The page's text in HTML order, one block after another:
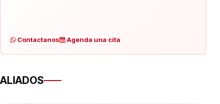
Contactanos Agenda una cita
ALIADOS